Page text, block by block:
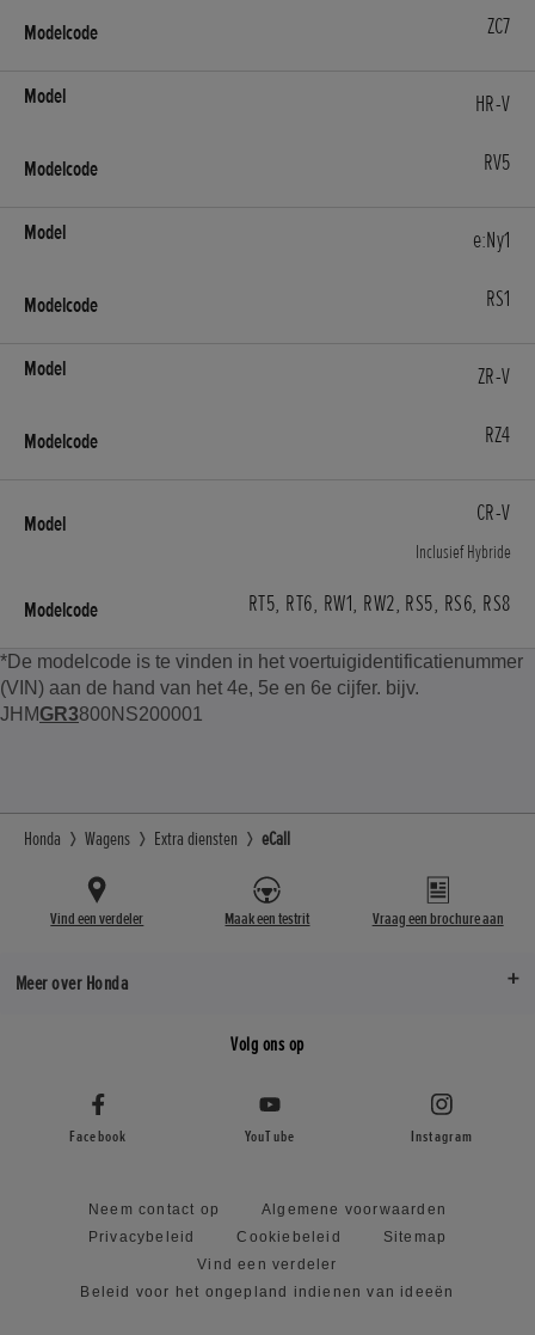
ZC7
HR-V
RV5
e:Ny1
RS1
ZR-V
RZ4
CR-V
Inclusief Hybride
RT5, RT6, RW1, RW2, RS5, RS6, RS8
*De modelcode is te vinden in het voertuigidentificatienummer
(VIN) aan de hand van het 4e, 5e en 6e cijfer. bijv.
JHMGR3800NS200001
Honda Wagens Extra diensten eCall
Vind een verdeler Maak een testrit Vraag een brochure aan
Meer over Honda
Volg ons op
Facebook YouTube Instagram
Neem contact op
Algemene voorwaarden
Privacybeleid
Cookiebeleid
Sitemap
Vind een verdeler
Beleid voor het ongepland indienen van ideeën